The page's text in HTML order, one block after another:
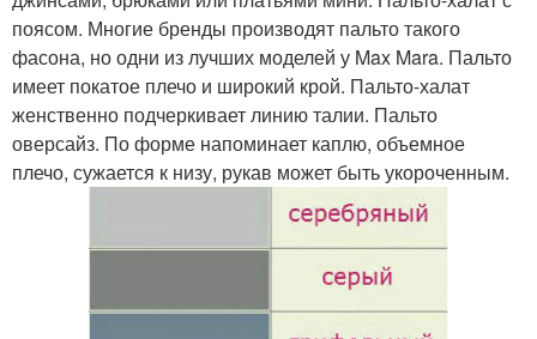
поясом. Многие бренды производят пальто такого
фасона, но одни из лучших моделей у Max Mara. Пальто
имеет покатое плечо и широкий крой. Пальто-халат
женственно подчеркивает линию талии. Пальто
оверсайз. По форме напоминает каплю, объемное
плечо, сужается к низу, рукав может быть укороченным.